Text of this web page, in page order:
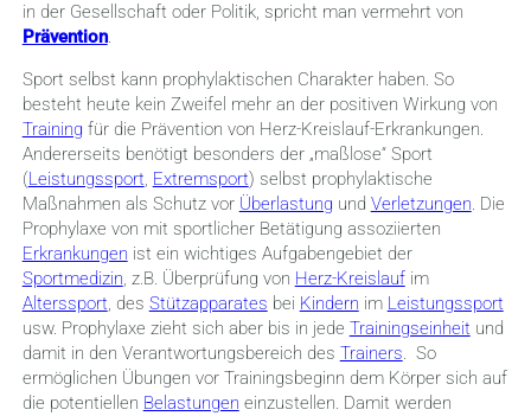
in der Gesellschaft oder Politik, spricht man vermehrt von
Prävention.
Sport selbst kann prophylaktischen Charakter haben. So
besteht heute kein Zweifel mehr an der positiven Wirkung von
Training für die Prävention von Herz-Kreislauf-Erkrankungen.
Andererseits benötigt besonders der „maßlose“ Sport
(Leistungssport, Extremsport) selbst prophylaktische
Maßnahmen als Schutz vor Überlastung und Verletzungen. Die
Prophylaxe von mit sportlicher Betätigung assoziierten
Erkrankungen ist ein wichtiges Aufgabengebiet der
Sportmedizin, z.B. Überprüfung von Herz-Kreislaufim
Alterssport, des Stützapparates bei Kindern im Leistungssport
usw. Prophylaxe zieht sich aber bis in jede Trainingseinheitund
damit in den Verantwortungsbereich des Trainers. So
ermöglichen Übungen vor Trainingsbeginn dem Körper sich auf
die potentiellen Belastungen einzustellen. Damit werden